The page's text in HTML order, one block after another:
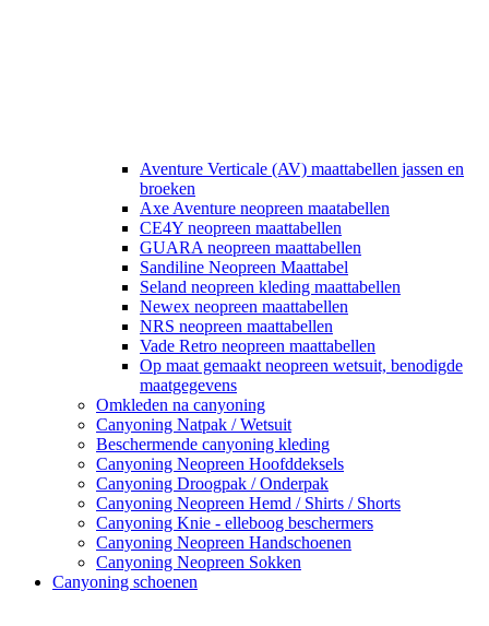
Aventure Verticale (AV) maattabellen jassen en
broeken
Axe Aventure neopreen maatabellen
CE4Y neopreen maattabellen
GUARA neopreen maattabellen
Sandiline Neopreen Maattabel
Seland neopreen kleding maattabellen
Newex neopreen maattabellen
NRS neopreen maattabellen
Vade Retro neopreen maattabellen
Op maat gemaakt neopreen wetsuit, benodigde
maatgegevens
Omkleden na canyoning
Canyoning Natpak / Wetsuit
Beschermende canyoning kleding
Canyoning Neopreen Hoofddeksels
Canyoning Droogpak / Onderpak
Canyoning Neopreen Hemd / Shirts / Shorts
Canyoning Knie - elleboog beschermers
Canyoning Neopreen Handschoenen
Canyoning Neopreen Sokken
Canyoning schoenen